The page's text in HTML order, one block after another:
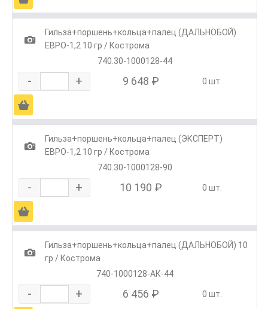
1
Гильза+поршень+кольца+палец (ДАЛЬНОБОЙ)
ЕВРО-1,2 10 гр / Кострома
740.30-1000128-44
- + 9 648 ₽ 0 шт.
Ä
1
Гильза+поршень+кольца+палец (ЭКСПЕРТ)
ЕВРО-1,2 10 гр / Кострома
740.30-1000128-90
- + 10 190 ₽ 0 шт.
Ä
1
Гильза+поршень+кольца+палец (ДАЛЬНОБОЙ) 10
гр / Кострома
740-1000128-АК-44
- + 6 456 ₽ 0 шт.